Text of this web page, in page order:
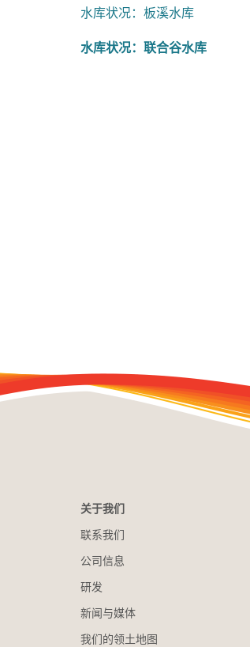
水库状况：板溪水库
水库状况：联合谷水库
关于我们
联系我们
公司信息
研发
新闻与媒体
我们的领土地图